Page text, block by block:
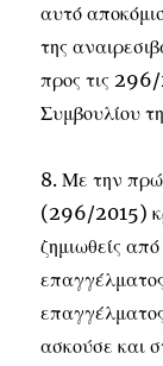
αυτό
της
προς τις
Συμβουλίου
8. Με την
(296/2015)
ζημιωθείς
ασκούσε και